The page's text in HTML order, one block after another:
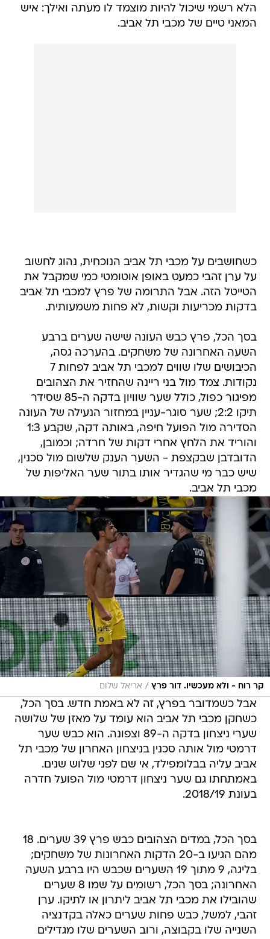
הלא רשמי שיכול להיות מוצמד לו מעתה ואילך: איש
המאני טיים של מכבי תל אביב.
כשחושבים על מכבי תל אביב הנוכחית, נהוג לחשוב
על ערן זהבי כמעט באופן אוטומטי כמי שמקבל את
הטייטל הזה. אבל התרומה של פרץ למכבי תל אביב
בדקות מכריעות וקשות, לא פחות משמעותית.
בסך הכל, פרץ כבש העונה שישה שערים ברבע
השעה האחרונה של משחקים. בהערכה גסה,
הכיבושים שלו שווים למכבי תל אביב לפחות 7
נקודות. צמד מול בני ריינה שהחזיר את הצהובים
מפיגור כפול, כולל שער שוויון בדקה ה-85 שסידר
תיקו 2:2; שער סוגר-עניין במחזור הנעילה של העונה
הסדירה מול הפועל חיפה, באותה דקה, שקבע 1:3
והוריד את הלחץ אחרי דקות של חרדה; וכמובן,
הדובדבן שבקצפת - השער הענק שלשום מול סכנין,
שיש כבר מי שהגדיר אותו בתור שער האליפות של
מכבי תל אביב.
קר רוח - ולא מעכשיו. דור פרץ / אריאל שלום
אבל כשמדובר בפרץ, זה לא באמת חדש. בסך הכל,
כשחקן מכבי תל אביב הוא עומד על מאזן של שלושה
שערי ניצחון בדקה ה-89 וצפונה. הוא כבש שער
דרמטי מול אותה סכנין בניצחון האחרון של מכבי תל
אביב עליה בבלומפילד, אי שם לפני שלוש שנים.
באמתחתו גם שער ניצחון דרמטי מול הפועל חדרה
בעונת 2018/19.
בסך הכל, במדים הצהובים כבש פרץ 39 שערים. 18
מהם הגיעו ב-20 הדקות האחרונות של משחקים;
בליגה, 9 מתוך 19 השערים שכבש היו ברבע השעה
האחרונה; בסך הכל, רשומים על שמו 8 שערים
שהובילו את מכבי תל אביב ליתרון או לתיקו. ערן
זהבי, למשל, כבש פחות שערים כאלה בקדנציה
השנייה שלו בקבוצה, ורוב השערים שלו מגדילים